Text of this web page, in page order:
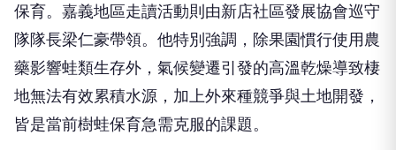
保育。嘉義地區走讀活動則由新店社區發展協會巡守
隊隊長梁仁豪帶領。他特別強調，除果園慣行使用農
藥影響蛙類生存外，氣候變遷引發的高溫乾燥導致棲
地無法有效累積水源，加上外來種競爭與土地開發，
皆是當前樹蛙保育急需克服的課題。